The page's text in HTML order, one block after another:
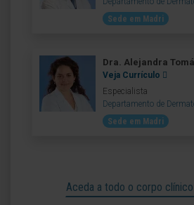
Sede em Madri
Dra. Alejandra
Veja Currículo
Especialista
Departamento de
Sede em Madri
Aceda a todo o corpo clínico